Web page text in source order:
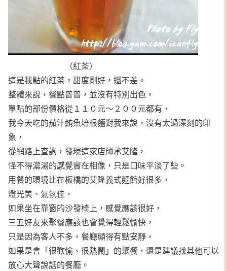
（紅茶）
這是我點的紅茶，甜度剛好，還不差。
整體來說，餐點普普，並沒有特別出色，
單點的部份價格從１１０元～２００元都有，
我今天吃的茄汁鮪魚培根麵對我來說，沒有太過深刻的印
象，
從網路上查詢，發現這家店師承艾隆，
怪不得濃湯的感覺實在相像，只是口味平淡了些。
用餐的環境比在板橋的艾隆義式麵館好很多，
燈光美、氣氛佳，
如果坐在靠窗的沙發椅上，感覺應該很好，
三五好友來聚餐應該也會覺得輕鬆愉快，
只是因為客人不多，餐廳顯得有點安靜，
如果是會「很歡愉、很熱鬧」的聚餐，還是建議找其他可以
放心大聲說話的餐廳。